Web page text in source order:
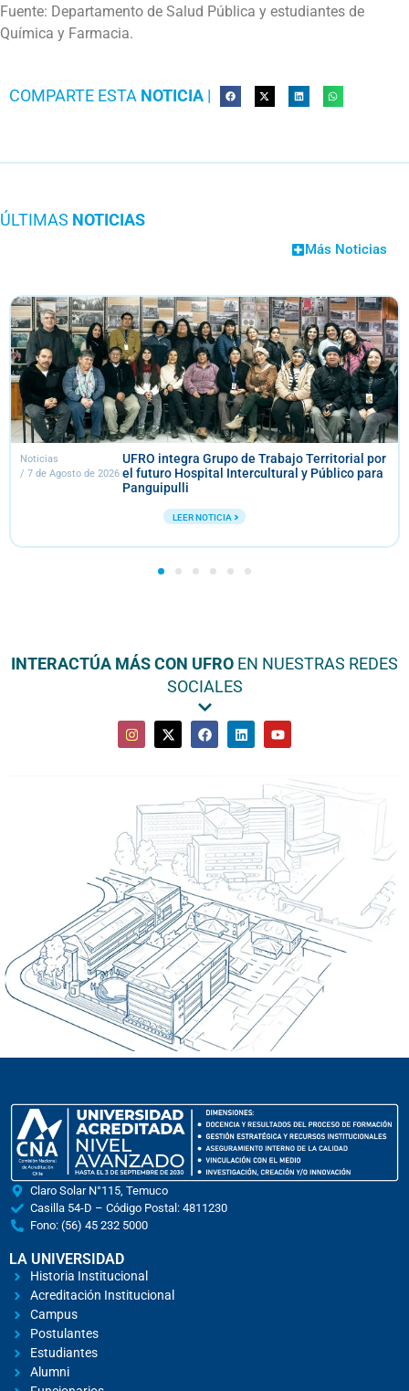
Fuente: Departamento de Salud Pública y estudiantes de
Química y Farmacia.
COMPARTE ESTA NOTICIA |
ÚLTIMAS NOTICIAS
Más Noticias
Noticias
/ 7 de Agosto de 2026
UFRO integra Grupo de Trabajo Territorial por
el futuro Hospital Intercultural y Público para
Panguipulli
LEER NOTICIA
INTERACTÚA MÁS CON UFRO EN NUESTRAS REDES
SOCIALES
Claro Solar N°115, Temuco
Casilla 54-D – Código Postal: 4811230
Fono: (56) 45 232 5000
LA UNIVERSIDAD
Historia Institucional
Acreditación Institucional
Campus
Postulantes
Estudiantes
Alumni